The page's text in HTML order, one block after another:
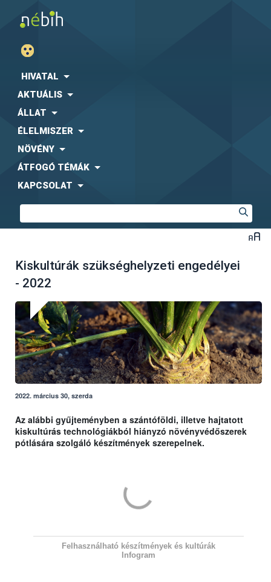
HIVATAL
AKTUÁLIS
ÁLLAT
ÉLELMISZER
NÖVÉNY
ÁTFOGÓ TÉMÁK
KAPCSOLAT
Kiskultúrák szükséghelyzeti engedélyei
- 2022
2022. március 30, szerda
Az alábbi gyűjteményben a szántóföldi, illetve hajtatott
kiskultúrás technológiákból hiányzó növényvédőszerek
pótlására szolgáló készítmények szerepelnek.
Felhasználható készítmények és kultúrák
Infogram